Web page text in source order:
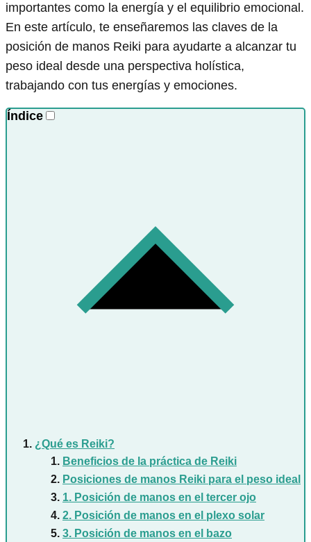
importantes como la energía y el equilibrio emocional.
En este artículo, te enseñaremos las claves de la
posición de manos Reiki para ayudarte a alcanzar tu
peso ideal desde una perspectiva holística,
trabajando con tus energías y emociones.
Índice
¿Qué es Reiki?
Beneficios de la práctica de Reiki
Posiciones de manos Reiki para el peso ideal
1. Posición de manos en el tercer ojo
2. Posición de manos en el plexo solar
3. Posición de manos en el bazo